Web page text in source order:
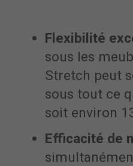
Flexibilité
sous les
Stretch peut
sous tout ce
soit environ
Efficacité de